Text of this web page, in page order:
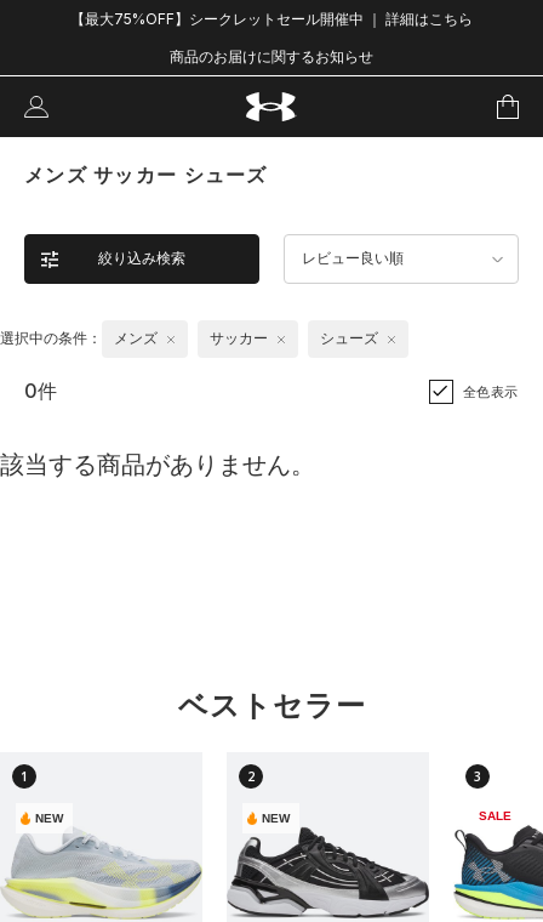
【最大75%OFF】シークレットセール開催中 ｜ 詳細はこちら
商品のお届けに関するお知らせ
メンズ サッカー シューズ
絞り込み検索 レビュー良い順
選択中の条件： メンズ サッカー シューズ
0件 全色表示
該当する商品がありません。
ベストセラー
1
NEW
2
NEW
3
SALE